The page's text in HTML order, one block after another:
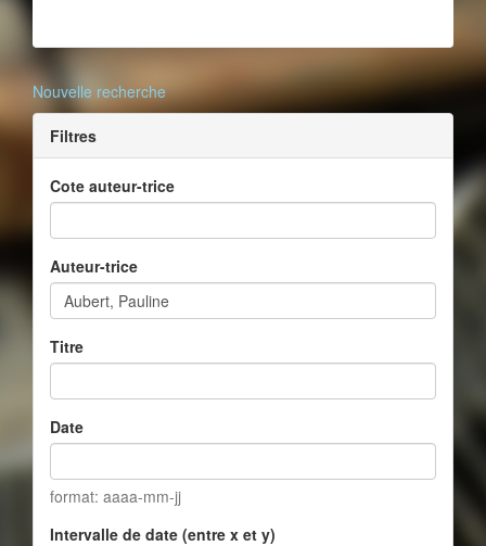
Nouvelle recherche
Filtres
Cote auteur-trice
Auteur-trice
Titre
Date
format: aaaa-mm-jj
Intervalle de date (entre x et y)